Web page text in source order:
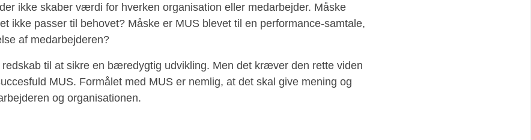
ikke skaber værdi for hverken organisation eller medarbejder. Måske
ikke passer til behovet? Måske er MUS blevet til en performance-samtale,
af medarbejderen?
til at sikre en bæredygtig udvikling. Men det kræver den rette viden
MUS. Formålet med MUS er nemlig, at det skal give mening og
og organisationen.